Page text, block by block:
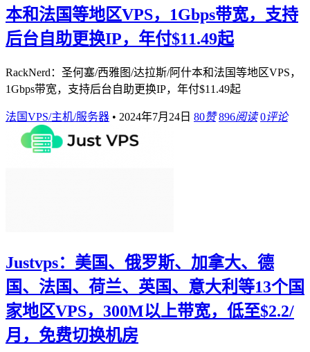
本和法国等地区VPS，1Gbps带宽，支持
后台自助更换IP，年付$11.49起
RackNerd：圣何塞/西雅图/达拉斯/阿什本和法国等地区VPS，
1Gbps带宽，支持后台自助更换IP，年付$11.49起
法国VPS/主机/服务器 • 2024年7月24日 80赞 896阅读 0评论
Justvps：美国、俄罗斯、加拿大、德
国、法国、荷兰、英国、意大利等13个国
家地区VPS，300M以上带宽，低至$2.2/
月，免费切换机房